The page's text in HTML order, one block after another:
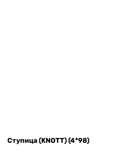
Ступица (KNOTT) (4*98)